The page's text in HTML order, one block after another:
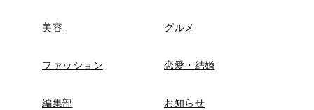
美容 グルメ
ファッション 恋愛・結婚
編集部 お知らせ